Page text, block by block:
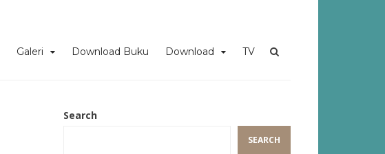
Galeri Download Buku Download TV
Search
SEARCH